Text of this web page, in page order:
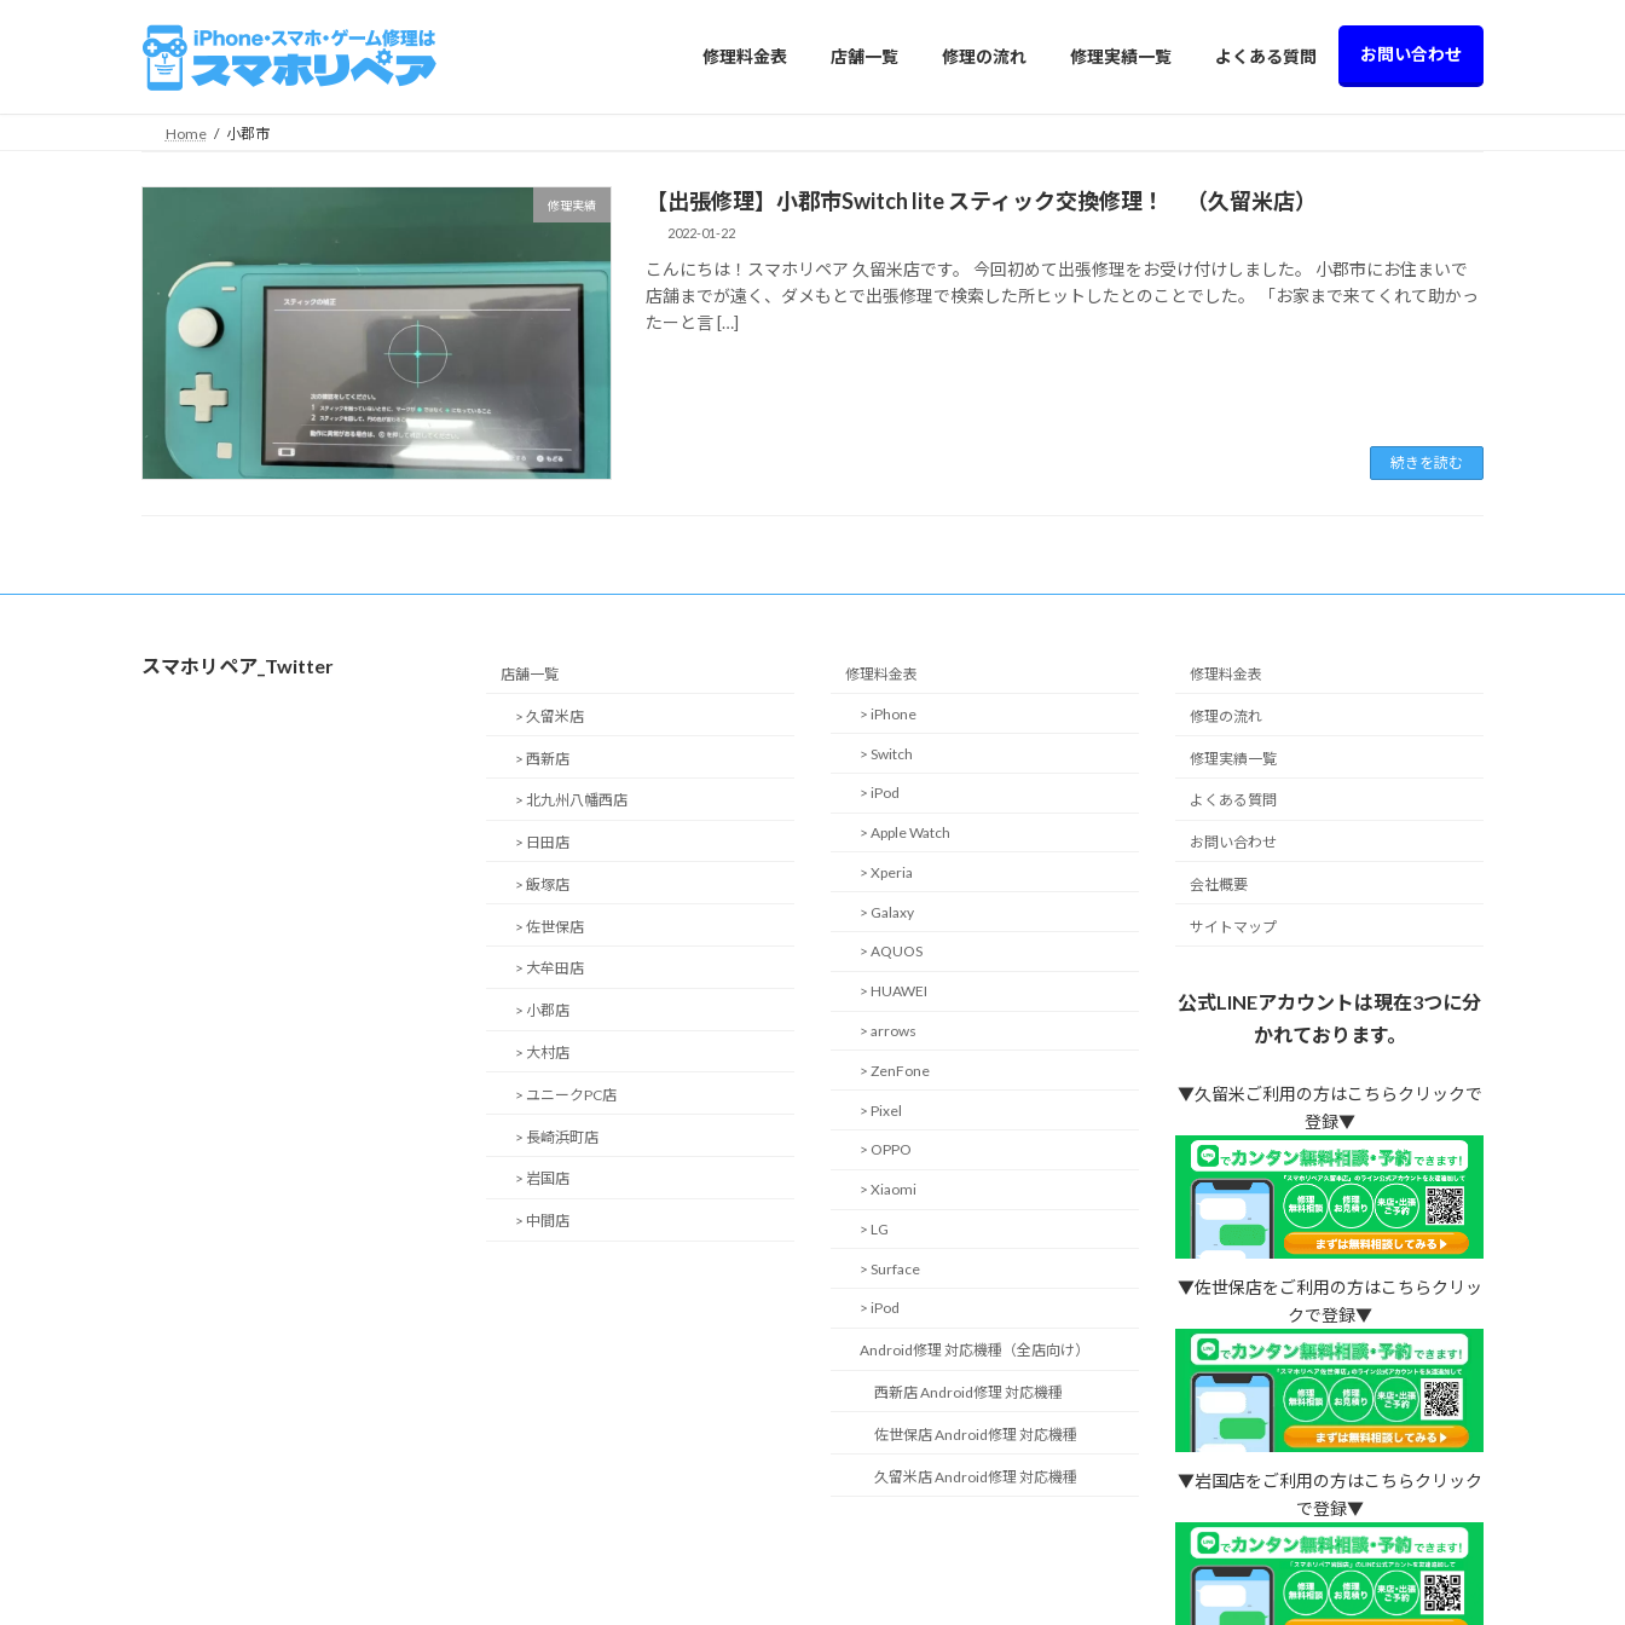
修理料金表 店舗一覧 修理の流れ 修理実績一覧 よくある質問 お問い合わせ
Home 小郡市
修理実績 【出張修理】小郡市Switch lite スティック交換修理！ （久留米店）
2022-01-22
こんにちは！スマホリペア 久留米店です。 今回初めて出張修理をお受け付けしました。 小郡市にお住まいで
店舗までが遠く、ダメもとで出張修理で検索した所ヒットしたとのことでした。 「お家まで来てくれて助かっ
たーと言 […]
続きを読む
スマホリペア_Twitter 店舗一覧
> 久留米店
> 西新店
> 北九州八幡西店
> 日田店
> 飯塚店
> 佐世保店
> 大牟田店
> 小郡店
> 大村店
> ユニークPC店
> 長崎浜町店
> 岩国店
> 中間店
修理料金表
> iPhone
> Switch
> iPod
> Apple Watch
> Xperia
> Galaxy
> AQUOS
> HUAWEI
> arrows
> ZenFone
> Pixel
> OPPO
> Xiaomi
> LG
> Surface
> iPod
Android修理 対応機種（全店向け）
西新店 Android修理 対応機種
佐世保店 Android修理 対応機種
久留米店 Android修理 対応機種
修理料金表
修理の流れ
修理実績一覧
よくある質問
お問い合わせ
会社概要
サイトマップ
公式LINEアカウントは現在3つに分
かれております。
▼久留米ご利用の方はこちらクリックで
登録▼
▼佐世保店をご利用の方はこちらクリッ
クで登録▼
▼岩国店をご利用の方はこちらクリック
で登録▼